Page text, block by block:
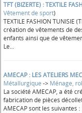
TFT (BIZERTE) : TEXTILE
Vêtement de sport)
TEXTILE FASHION TUNISIE
création de vêtements de
enfants ainsi que de
Le...
AMECAP : LES ATELIERS
Métallurgique -> Ménage,
La société AMECAP, a été
fabrication de pièces
AMECAP sont les suivantes